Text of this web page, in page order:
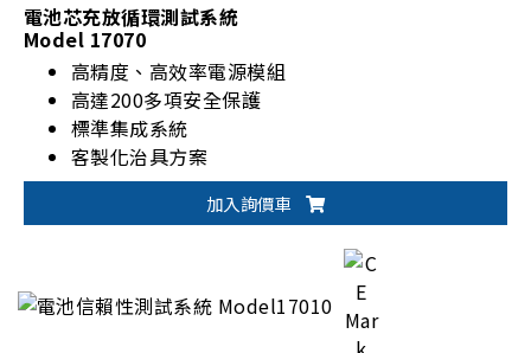
電池芯充放循環測試系統
Model 17070
高精度、高效率電源模組
高達200多項安全保護
標準集成系統
客製化治具方案
加入詢價車